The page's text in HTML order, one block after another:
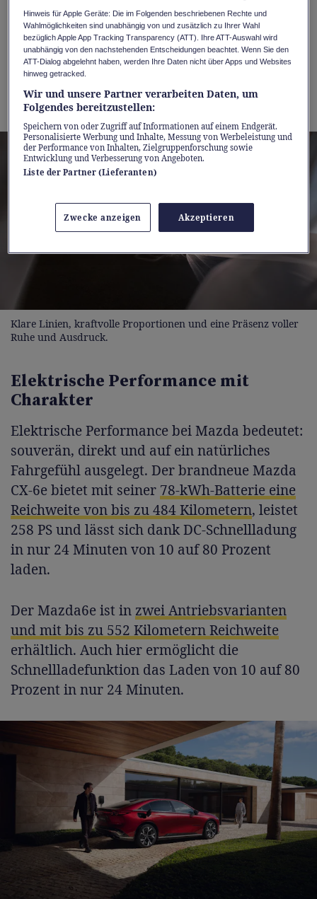
Jetzt wird der Einstieg in die vollelektrische
Modellwelt von Mazda besonders attraktiv:
Bis zum 31. August 2026 profitieren Sie von
einem0%-Leasing-Angebot.
Klare Linien, kraftvolle Proportionen und eine Präsenz voller
Ruhe und Ausdruck.
Elektrische Performance mit
Charakter
Elektrische Performance bei Mazda bedeutet:
souverän, direkt und auf ein natürliches
Fahrgefühl ausgelegt. Der brandneue Mazda
CX-6e bietet mit seiner 78-kWh-Batterie eine
Reichweite von bis zu 484 Kilometern, leistet
258 PS und lässt sich dank DC-Schnellladung
in nur 24 Minuten von 10 auf 80 Prozent
laden.
Der Mazda6e ist in zwei Antriebsvarianten
und mit bis zu 552 Kilometern Reichweite
erhältlich. Auch hier ermöglicht die
Schnellladefunktion das Laden von 10 auf 80
Prozent in nur 24 Minuten.
Hinweis für Apple Geräte: Die im Folgenden beschriebenen Rechte und
Wahlmöglichkeiten sind unabhängig von und zusätzlich zu Ihrer Wahl
bezüglich Apple App Tracking Transparency (ATT). Ihre ATT-Auswahl wird
unabhängig von den nachstehenden Entscheidungen beachtet. Wenn Sie den
ATT-Dialog abgelehnt haben, werden Ihre Daten nicht über Apps und Websites
hinweg getracked.
Wir und unsere Partner verarbeiten Daten, um
Folgendes bereitzustellen:
Speichern von oder Zugriff auf Informationen auf einem Endgerät.
Personalisierte Werbung und Inhalte, Messung von Werbeleistung und
der Performance von Inhalten, Zielgruppenforschung sowie
Entwicklung und Verbesserung von Angeboten.
Liste der Partner (Lieferanten)
Zwecke anzeigen Akzeptieren